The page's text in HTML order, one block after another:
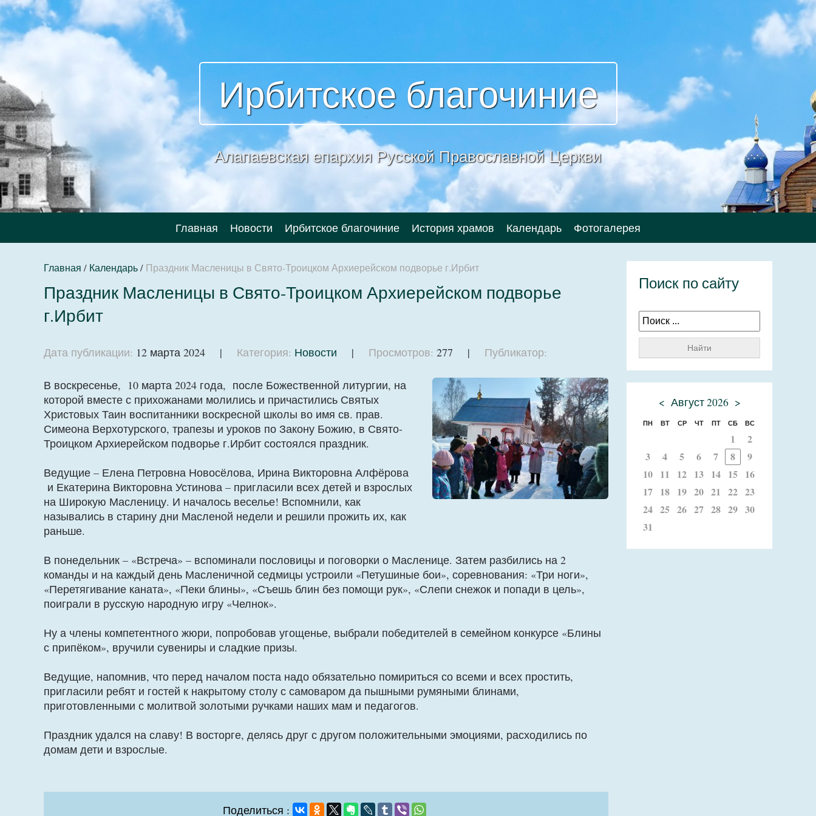
Ирбитское благочиние
Алапаевская епархия Русской Православной Церкви
Главная Новости Ирбитское благочиние История храмов Календарь Фотогалерея
Главная / Календарь/ Праздник Масленицы в Свято-Троицком Архиерейском подворье г.Ирбит
Праздник Масленицы в Свято-Троицком Архиерейском подворье
г.Ирбит
Дата публикации: 12 марта 2024 | Категория: Новости | Просмотров: 277 | Публикатор:
В воскресенье, 10 марта 2024 года, после Божественной литургии, на
которой вместе с прихожанами молились и причастились Святых
Христовых Таин воспитанники воскресной школы во имя св. прав.
Симеона Верхотурского, трапезы и уроков по Закону Божию, в Свято-
Троицком Архиерейском подворье г.Ирбит состоялся праздник.
Ведущие – Елена Петровна Новосёлова, Ирина Викторовна Алфёрова
и Екатерина Викторовна Устинова – пригласили всех детей и взрослых
на Широкую Масленицу. И началось веселье! Вспомнили, как
назывались в старину дни Масленой недели и решили прожить их, как
раньше.
В понедельник – «Встреча» – вспоминали пословицы и поговорки о Масленице. Затем разбились на 2
команды и на каждый день Масленичной седмицы устроили «Петушиные бои», соревнования: «Три ноги»,
«Перетягивание каната», «Пеки блины», «Съешь блин без помощи рук», «Слепи снежок и попади в цель»,
поиграли в русскую народную игру «Челнок».
Ну а члены компетентного жюри, попробовав угощенье, выбрали победителей в семейном конкурсе «Блины
с припёком», вручили сувениры и сладкие призы.
Ведущие, напомнив, что перед началом поста надо обязательно помириться со всеми и всех простить,
пригласили ребят и гостей к накрытому столу с самоваром да пышными румяными блинами,
приготовленными с молитвой золотыми ручками наших мам и педагогов.
Праздник удался на славу! В восторге, делясь друг с другом положительными эмоциями, расходились по
домам дети и взрослые.
Поделиться :
Поиск по сайту
Найти
< Август 2026 >
ПН ВТ СР ЧТ ПТ СБ ВС
1
2
3
4 5 6 7 8
9
10 11 12 13 14 15 16
17 18 19 20 21 22 23
24 25 26 27 28 29 30
31